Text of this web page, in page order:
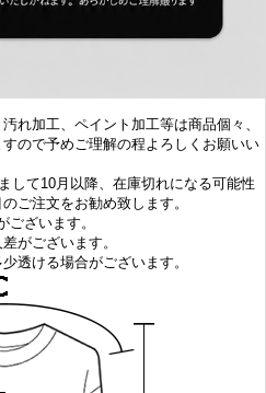
れ加工、ペイント加工等は商品個々、
ので予めご理解の程よろしくお願いい
して10月以降、在庫切れになる可能性
のご注文をお勧め致します。
ございます。
がございます。
透ける場合がございます。